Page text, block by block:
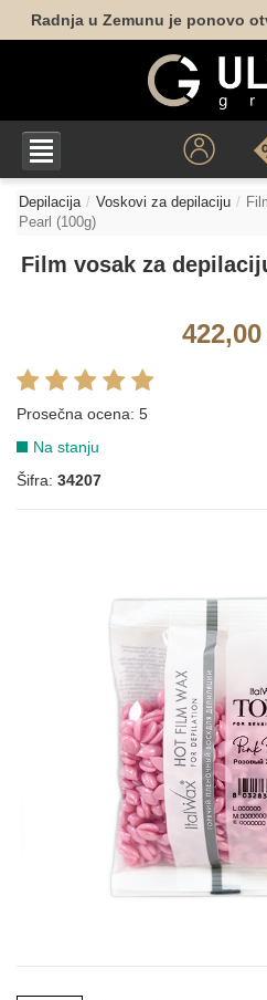
Radnja u Zemunu je ponovo
Depilacija Voskovi za depilaciju
Pearl (100g)
Film vosak za
422,00
Prosečna ocena: 5
Na stanju
Šifra: 34207